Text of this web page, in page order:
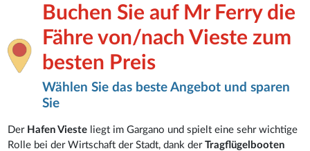
Buchen Sie auf Mr Ferry die
Fähre von/nach Vieste zum
besten Preis
Wählen Sie das beste Angebot und sparen
Sie
Der Hafen Vieste liegt im Gargano und spielt eine sehr wichtige
Rolle bei der Wirtschaft der Stadt, dank derTragflügelbooten